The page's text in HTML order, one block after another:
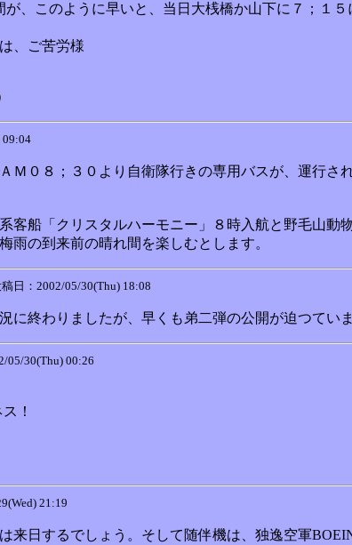
、このように早いと、当日大桟橋か山下に７；１
、ご苦労様
（横浜航路）
09:04
０８；３０より自衛隊行きの専用バスが、運行され
船「クリスタルハーモニー」８時入航と野毛山動
雨の到来前の晴れ間を楽しむとします。
日：2002/05/30(Thu) 18:08
終わりましたが、早くも弟二弾の公開が迫つていま
05/30(Thu) 00:26
！
21:19
来日するでしょう。そして随伴機は、独逸空軍